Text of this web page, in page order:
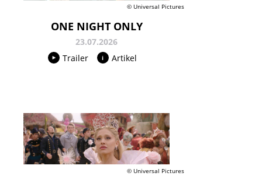
© Universal Pictures
ONE NIGHT ONLY
23.07.2026
Trailer
Artikel
© Universal Pictures